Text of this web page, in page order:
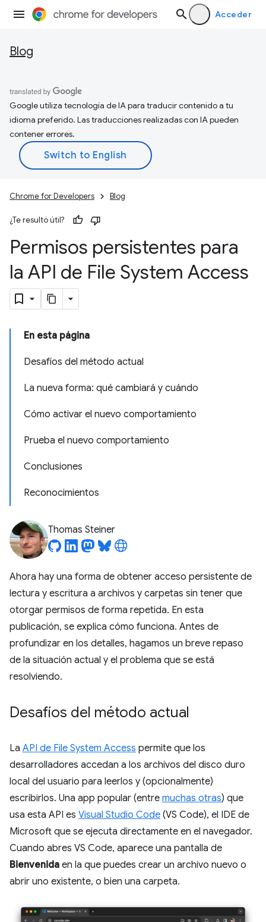
Acceder
Blog
Google utiliza tecnología de IA para traducir contenido a tu
idioma preferido. Las traducciones realizadas con IA pueden
contener errores.
Chrome for Developers Blog
¿Te resultó útil?
Permisos persistentes para
la API de File System Access
En esta página
Desafíos del método actual
La nueva forma: qué cambiará y cuándo
Cómo activar el nuevo comportamiento
Prueba el nuevo comportamiento
Conclusiones
Reconocimientos
Thomas Steiner
Ahora hay una forma de obtener acceso persistente de
lectura y escritura a archivos y carpetas sin tener que
otorgar permisos de forma repetida. En esta
publicación, se explica cómo funciona. Antes de
profundizar en los detalles, hagamos un breve repaso
de la situación actual y el problema que se está
resolviendo.
Desafíos del método actual
La API de File System Access permite que los
desarrolladores accedan a los archivos del disco duro
local del usuario para leerlos y (opcionalmente)
escribirlos. Una app popular (entre muchas otras) que
usa esta API es Visual Studio Code (VS Code), el IDE de
Microsoft que se ejecuta directamente en el navegador.
Cuando abres VS Code, aparece una pantalla de
Bienvenida en la que puedes crear un archivo nuevo o
abrir uno existente, o bien una carpeta.